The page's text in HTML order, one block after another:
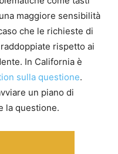
maggiore sensibilità
che le richieste di
rispetto ai
In California è
sulla questione.
un piano di
la questione.